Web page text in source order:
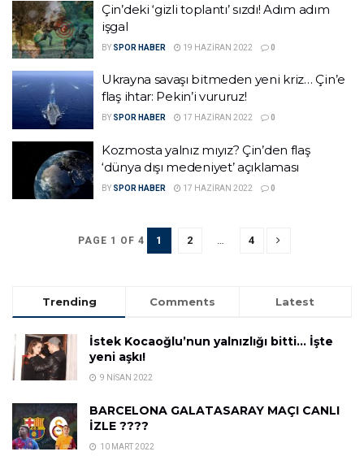
Çin’deki ‘gizli toplantı’ sızdı! Adım adım
işgal
BY SPOR HABER 19 HAZIRAN 2022 0
Ukrayna savaşı bitmeden yeni kriz… Çin’e
flaş ihtar: Pekin’i vururuz!
BY SPOR HABER 17 HAZIRAN 2022 0
Kozmosta yalnız mıyız? Çin’den flaş
‘dünya dışı medeniyet’ açıklaması
BY SPOR HABER 17 HAZIRAN 2022 0
PAGE 1 OF 4 1 2 … 4
Trending Comments Latest
İstek Kocaoğlu’nun yalnızlığı bitti… İşte
yeni aşkı!
9 NISAN 2022
BARCELONA GALATASARAY MAÇI CANLI
İZLE ????
10 MART 2022